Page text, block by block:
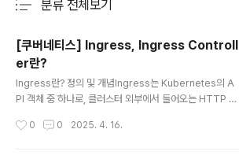
분류 전체보기
[쿠버네티스] Ingress, Ingress Controll
er란?
Ingress란? 정의 및 개념Ingress는 Kubernetes의 A
PI 객체 중 하나로, 클러스터 외부에서 들어오는 HTTP 및
역할을 담당합니다.기본적으로 Ingress는 여러 서비스에
0 0 2025. 4. 16.